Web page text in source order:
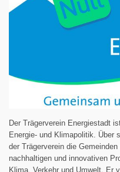
Der Trägerverein Energiestadt
Energie- und Klimapolitik. Über
der Trägerverein die
nachhaltigen und innovativen
Klima, Verkehr und Umwelt. Er